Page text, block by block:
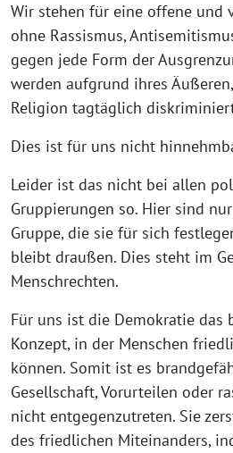
Wir stehen für eine offene und
ohne Rassismus,
gegen jede Form der
werden aufgrund ihres
Religion tagtäglich
Dies ist für uns nicht
Leider ist das nicht bei allen
Gruppierungen so. Hier sind
Gruppe, die sie für sich
bleibt draußen. Dies steht im
Menschrechten.
Für uns ist die Demokratie das
Konzept, in der Menschen
können. Somit ist es
Gesellschaft, Vorurteilen oder
nicht entgegenzutreten. Sie
des friedlichen Miteinanders,